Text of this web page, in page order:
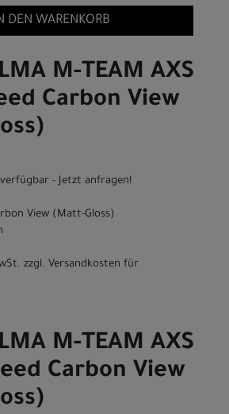
DEN WARENKORB
M-TEAM AXS
Carbon View
- Jetzt anfragen!
View (Matt-Gloss)
zzgl. Versandkosten für
M-TEAM AXS
Carbon View